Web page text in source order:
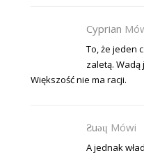
Cyprian
To, że jeden
zaletą. Wadą
Większość nie ma racji.
Ƨuǝɥ Mówi
A jednak